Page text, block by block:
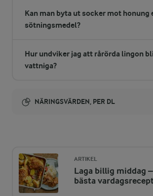
Kan man byta ut socker mot honung
sötningsmedel?
Hur undviker jag att rårörda lingon
vattniga?
NÄRINGSVÄRDEN, PER DL
ENERGIDISTRIBUTION %
NÄRINGSVÄRDEN PER DL
ARTIKEL
Laga billig middag
bästa